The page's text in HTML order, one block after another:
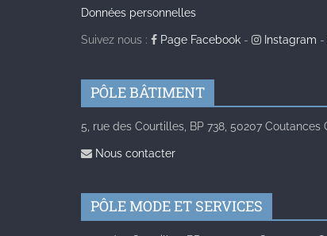
Données personnelles
Suivez nous : Page Facebook - Instagram -
PÔLE BÂTIMENT
5, rue des Courtilles, BP 738, 50207 Coutances
Nous contacter
PÔLE MODE ET SERVICES